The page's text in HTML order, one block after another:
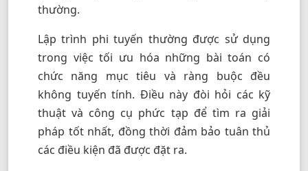
thường.
Lập trình phi tuyến thường được sử dụng
trong việc tối ưu hóa những bài toán có
chức năng mục tiêu và ràng buộc đều
không tuyến tính. Điều này đòi hỏi các kỹ
thuật và công cụ phức tạp để tìm ra giải
pháp tốt nhất, đồng thời đảm bảo tuân thủ
các điều kiện đã được đặt ra.